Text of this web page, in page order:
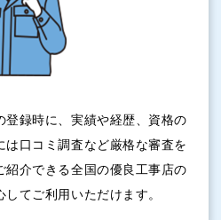
登録時に、実績や経歴、資格の
は口コミ調査など厳格な審査を
紹介できる全国の優良工事店の
てご利用いただけます。